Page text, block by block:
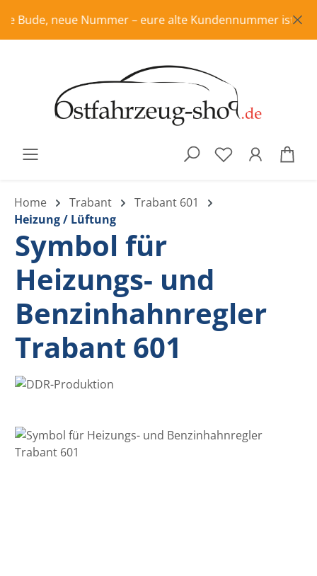
Zum Hauptinhalt springen
Bude, neue Nummer – eure alte Kundennummer ist in
Home Trabant
Trabant 601
Heizung / Lüftung
Symbol für
Heizungs- und
Benzinhahnregler
Trabant 601
Bildergalerie überspringen